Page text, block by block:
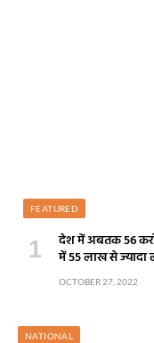
FEATURED
देश में अबतक 56
में 55 लाख से ज्यादा
OCTOBER 27, 2022
NATIONAL